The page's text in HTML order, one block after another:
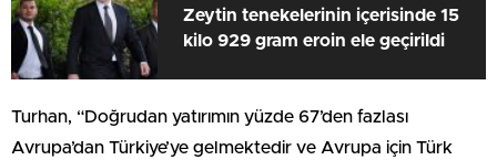
Zeytin tenekelerinin içerisinde 15
kilo 929 gram eroin ele geçirildi
Turhan, “Doğrudan yatırımın yüzde 67’den fazlası
Avrupa’dan Türkiye’ye gelmektedir ve Avrupa için Türk